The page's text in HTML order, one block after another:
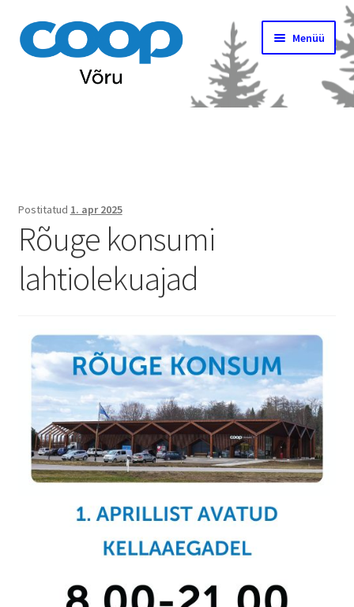
Liigu
navigeerimisele
Liigu
sisu
Menüü
Kontakt
Tööpakkumised
Uudised
Ajalugu
Kinkekaart
Postitatud 1. apr 2025
Rõuge konsumi
lahtiolekuajad